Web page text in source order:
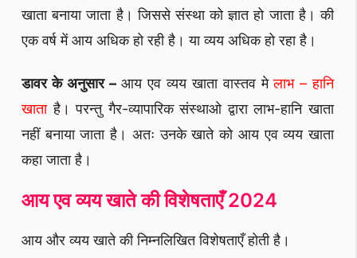
खाता बनाया जाता है। जिससे संस्था को ज्ञात हो जाता है। की
एक वर्ष में आय अधिक हो रही है। या व्यय अधिक हो रहा है।
डावर के अनुसार –आय एव व्यय खाता वास्तव मेलाभ – हानि
खाताहै। परन्तु गैर-व्यापारिक संस्थाओ द्वारा लाभ-हानि खाता
नहीं बनाया जाता है। अतः उनके खाते को आय एव व्यय खाता
कहा जाता है।
आय एव व्यय खाते की विशेषताएँ 2024
आय और व्यय खाते की निम्नलिखित विशेषताएँ होती है।